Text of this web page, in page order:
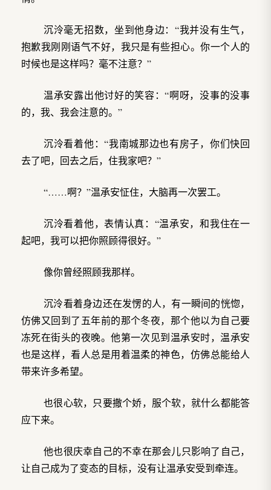
沉泠毫无招数，坐到他身边：“我并没有生气，
抱歉我刚刚语气不好，我只是有些担心。你一个人的
时候也是这样吗？毫不注意？”
温承安露出他讨好的笑容：“啊呀，没事的没事
的，我、我会注意的。”
沉泠看着他：“我南城那边也有房子，你们快回
去了吧，回去之后，住我家吧？”
“……啊？”温承安怔住，大脑再一次罢工。
沉泠看着他，表情认真：“温承安，和我住在一
起吧，我可以把你照顾得很好。”
像你曾经照顾我那样。
沉泠看着身边还在发愣的人，有一瞬间的恍惚，
仿佛又回到了五年前的那个冬夜，那个他以为自己要
冻死在街头的夜晚。他第一次见到温承安时，温承安
也是这样，看人总是用着温柔的神色，仿佛总能给人
带来许多希望。
也很心软，只要撒个娇，服个软，就什么都能答
应下来。
他也很庆幸自己的不幸在那会儿只影响了自己，
让自己成为了变态的目标，没有让温承安受到牵连。